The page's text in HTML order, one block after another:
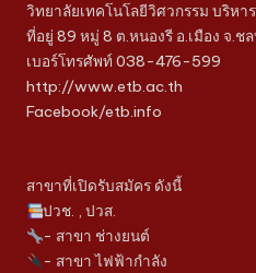
วิทยาลัยเทคโนโลยีวิศวกรรม บริหา
ที่อยู่ 89 หมู่ 8 ต.หนองรี อ.เมือง จ.
เบอร์โทรศัพท์ 038-476-599
http://www.etb.ac.th
Facebook/etb.info
สาขาที่เปิดรับสมัคร ดังนี้
ปวช. , ปวส.
- สาขา ช่างยนต์
- สาขา ไฟฟ้ากำลัง